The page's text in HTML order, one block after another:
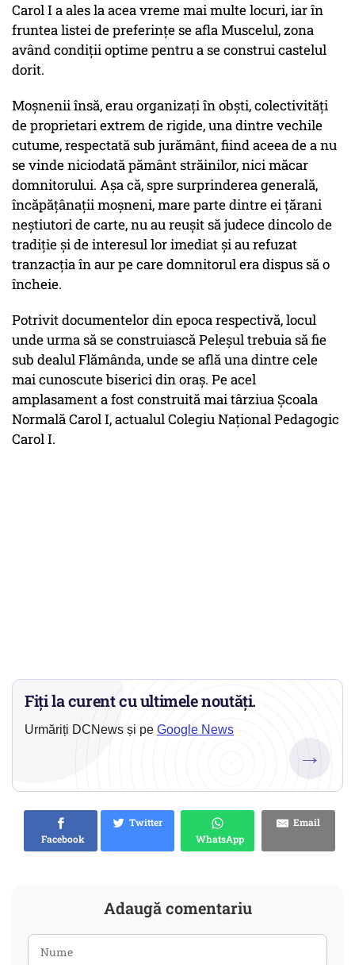
Carol I a ales la acea vreme mai multe locuri, iar în
fruntea listei de preferințe se afla Muscelul, zona
având condiţii optime pentru a se construi castelul
dorit.
Moșnenii însă, erau organizaţi în obşti, colectivităţi
de proprietari extrem de rigide, una dintre vechile
cutume, respectată sub jurământ, fiind aceea de a nu
se vinde niciodată pământ străinilor, nici măcar
domnitorului. Aşa că, spre surprinderea generală,
încăpăţânaţii moşneni, mare parte dintre ei ţărani
neştiutori de carte, nu au reuşit să judece dincolo de
tradiţie şi de interesul lor imediat şi au refuzat
tranzacţia în aur pe care domnitorul era dispus să o
încheie.
Potrivit documentelor din epoca respectivă, locul
unde urma să se construiască Peleșul trebuia să fie
sub dealul Flămânda, unde se află una dintre cele
mai cunoscute biserici din oraș. Pe acel
amplasament a fost construită mai târziua Școala
Normală Carol I, actualul Colegiu Național Pedagogic
Carol I.
Fiți la curent cu ultimele noutăți.
Urmăriți DCNews și pe Google News
→
Facebook
Twitter
WhatsApp
Email
Adaugă comentariu